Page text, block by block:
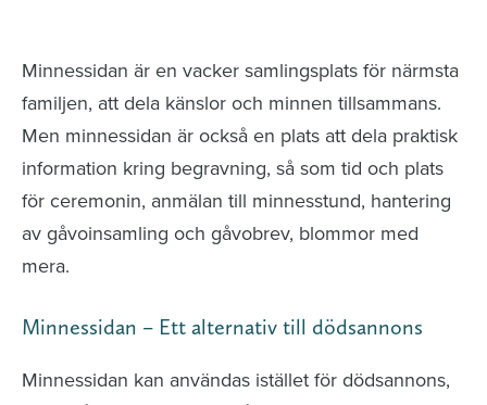
Minnessidan är en vacker samlingsplats för närmsta
familjen, att dela känslor och minnen tillsammans.
Men minnessidan är också en plats att dela praktisk
information kring begravning, så som tid och plats
för ceremonin, anmälan till minnesstund, hantering
av gåvoinsamling och gåvobrev, blommor med
mera.
Minnessidan – Ett alternativ till dödsannons
Minnessidan kan användas istället för dödsannons,